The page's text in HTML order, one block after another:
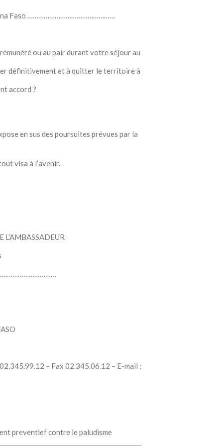
Faso …………………………………………
ou au pair durant votre séjour au
définitivement et à quitter le territoire à
accord ?
en sus des poursuites prévues par la
visa à l’avenir.
L'AMBASSADEUR
– Fax 02.345.06.12 – E-mail :
preventief contre le paludisme